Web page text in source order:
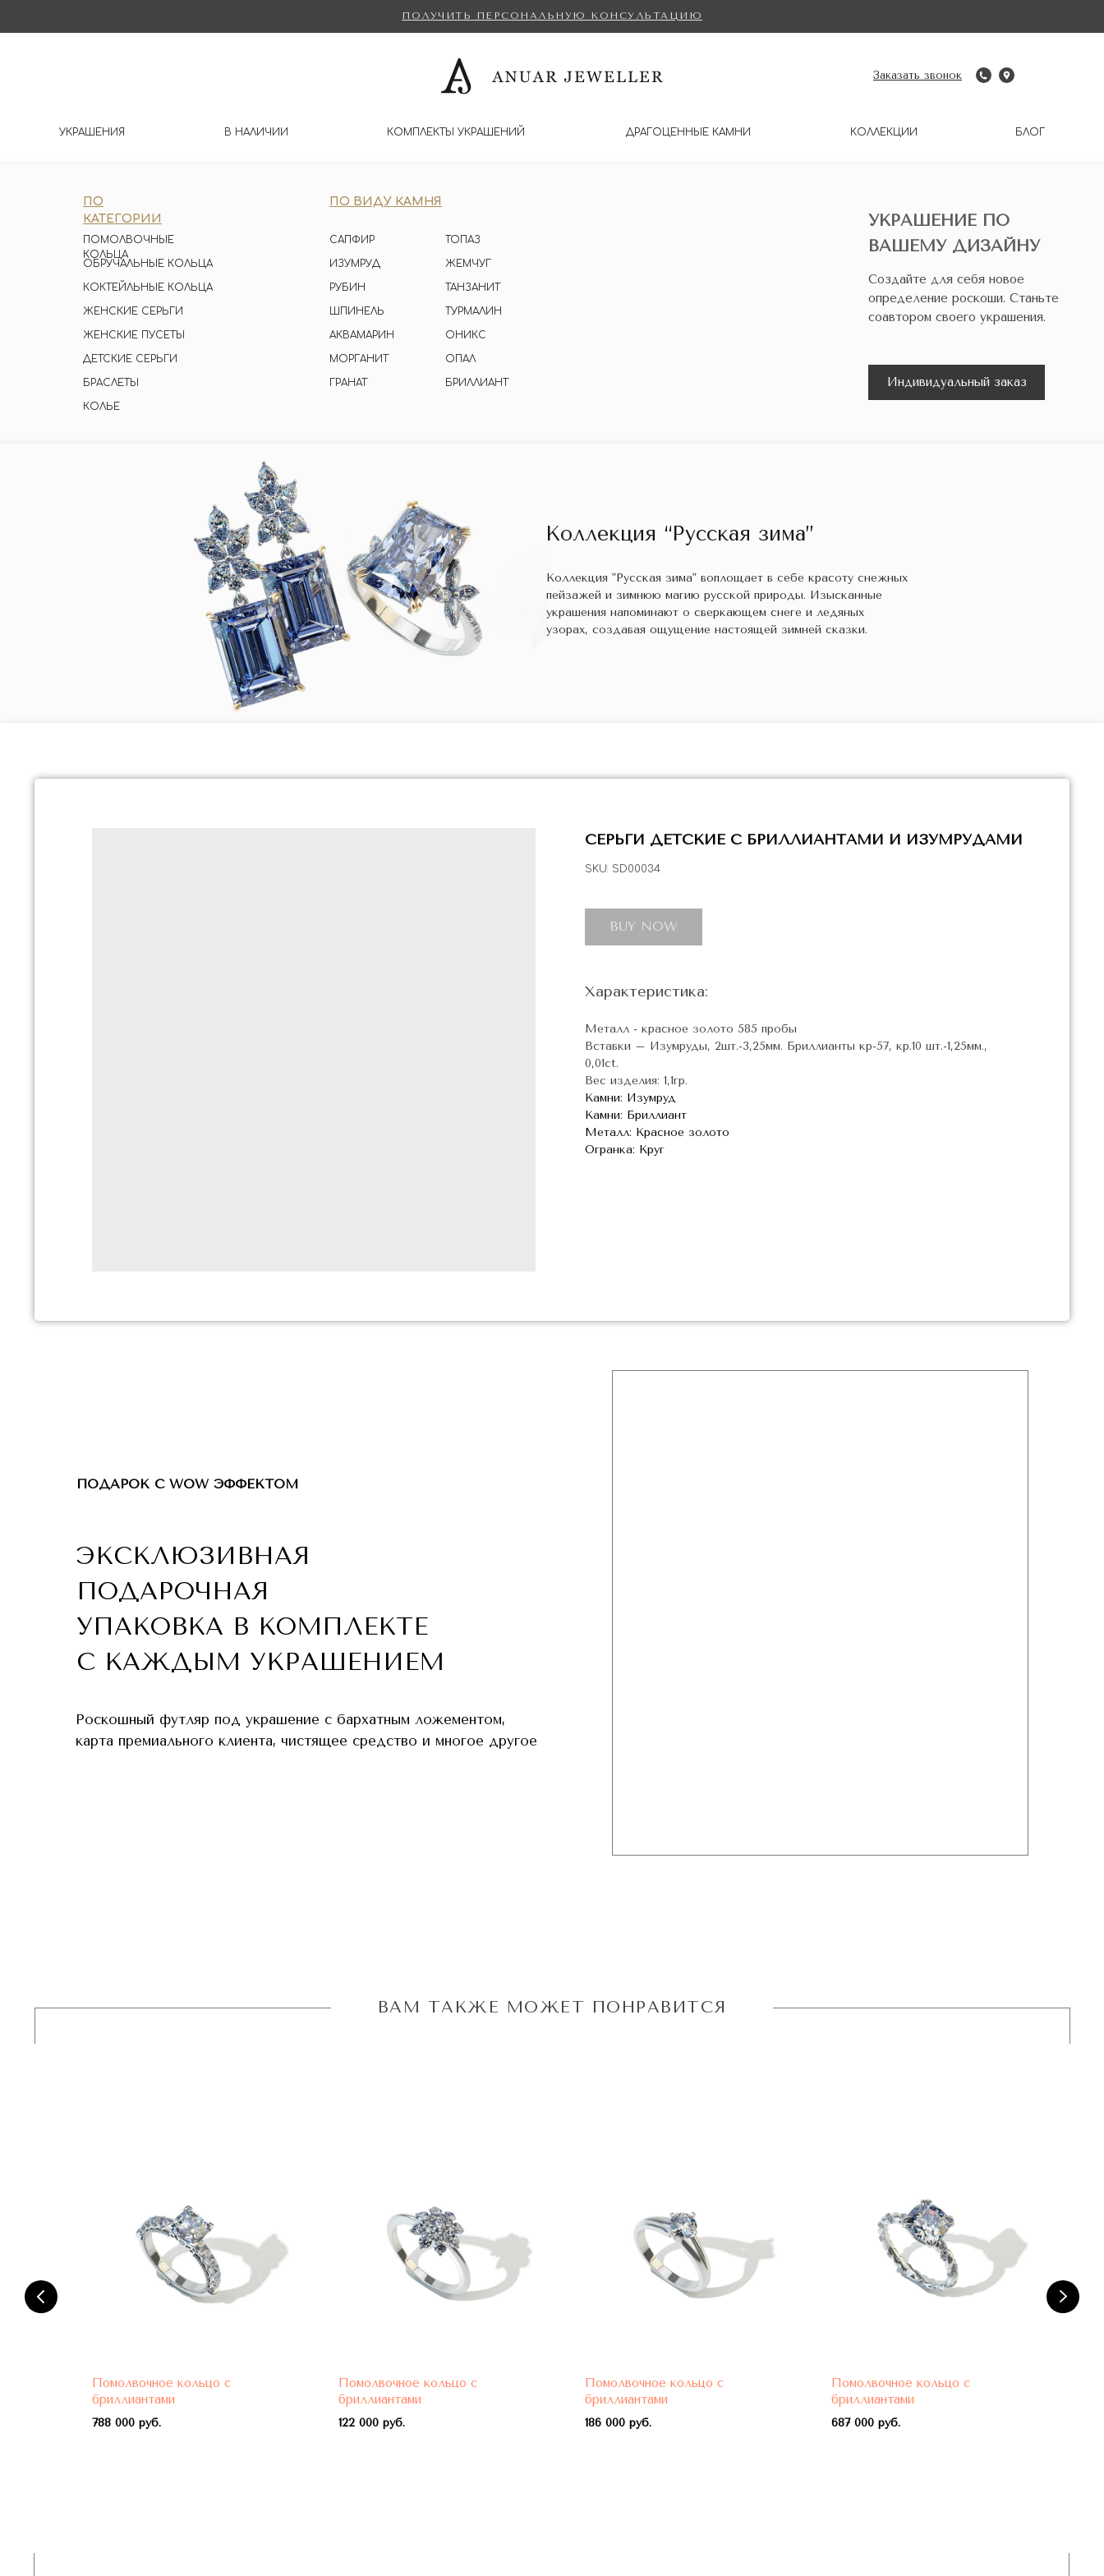
ДРАГОЦЕННЫЕ КАМНИ
УКРАШЕНИЯ КОМПЛЕКТЫ УКРАШЕНИЙ БЛОГ
КОЛЛЕКЦИИ
В НАЛИЧИИ
ПОЛУЧИТЬ ПЕРСОНАЛЬНУЮ КОНСУЛЬТАЦИЮ
Заказать звонок
ПО
КАТЕГОРИИ
ПОМОЛВОЧНЫЕ
КОЛЬЦА
ОБРУЧАЛЬНЫЕ КОЛЬЦА
ЖЕНСКИЕ СЕРЬГИ
КОКТЕЙЛЬНЫЕ КОЛЬЦА
ЖЕНСКИЕ ПУСЕТЫ
ДЕТСКИЕ СЕРЬГИ
БРАСЛЕТЫ
КОЛЬЕ
ПО ВИДУ КАМНЯ
САПФИР
ИЗУМРУД
ШПИНЕЛЬ
РУБИН
АКВАМАРИН
МОРГАНИТ
ГРАНАТ БРИЛЛИАНТ
ТОПАЗ
ЖЕМЧУГ
ТУРМАЛИН
ТАНЗАНИТ
ОНИКС
ОПАЛ
УКРАШЕНИЕ ПО
ВАШЕМУ ДИЗАЙНУ
Создайте для себя новое
определение роскоши. Станьте
соавтором своего украшения.
Индивидуальный заказ
Коллекция “Русская зима”
Коллекция "Русская зима" воплощает в себе красоту снежных
пейзажей и зимнюю магию русской природы. Изысканные
украшения напоминают о сверкающем снеге и ледяных
узорах, создавая ощущение настоящей зимней сказки.
СЕРЬГИ ДЕТСКИЕ С БРИЛЛИАНТАМИ И ИЗУМРУДАМИ
SKU: SD00034
BUY NOW
Характеристика:
Металл - красное золото 585 пробы
Вставки – Изумруды, 2шт.-3,25мм. Бриллианты кр-57, кр.10 шт.-1,25мм.,
0,01ct.
Вес изделия: 1,1гр.
Камни: Изумруд
Камни: Бриллиант
Металл: Красное золото
Огранка: Круг
ЭКСКЛЮЗИВНАЯ
ПОДАРОЧНАЯ
УПАКОВКА В КОМПЛЕКТЕ
С КАЖДЫМ УКРАШЕНИЕМ
Роскошный футляр под украшение с бархатным ложементом,
карта премиального клиента, чистящее средство и многое другое
ПОДАРОК С WOW ЭФФЕКТОМ
ВАМ ТАКЖЕ МОЖЕТ ПОНРАВИТСЯ
Помолвочное кольцо с
бриллиантами
788 000 руб.
Помолвочное кольцо с
бриллиантами
122 000 руб.
Помолвочное кольцо с
бриллиантами
186 000 руб.
Помолвочное кольцо с
бриллиантами
687 000 руб.